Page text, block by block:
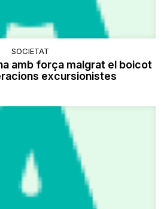
SOCIETAT
amb força malgrat el boicot
excursionistes